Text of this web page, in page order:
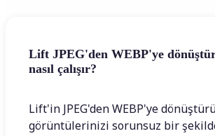
Lift JPEG'den WEBP'ye
nasıl çalışır?
Lift'in JPEG'den WEBP'ye
görüntülerinizi sorunsuz bir